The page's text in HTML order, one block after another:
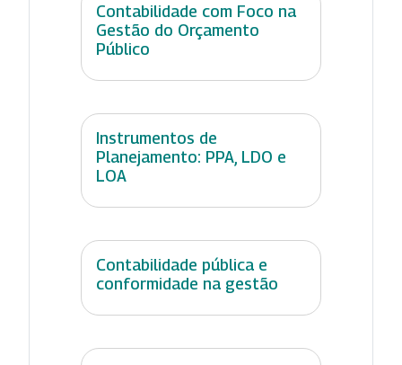
Contabilidade com Foco na
Gestão do Orçamento
Público
Instrumentos de
Planejamento: PPA, LDO e
LOA
Contabilidade pública e
conformidade na gestão